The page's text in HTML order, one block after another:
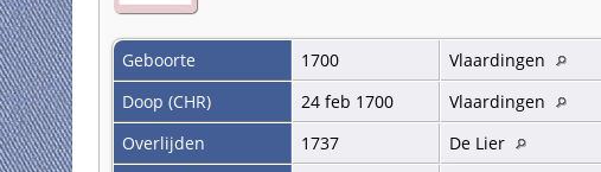
Geboorte 1700
Vlaardingen
Doop (CHR)
24 feb 1700
Vlaardingen
Overlijden
1737
De Lier